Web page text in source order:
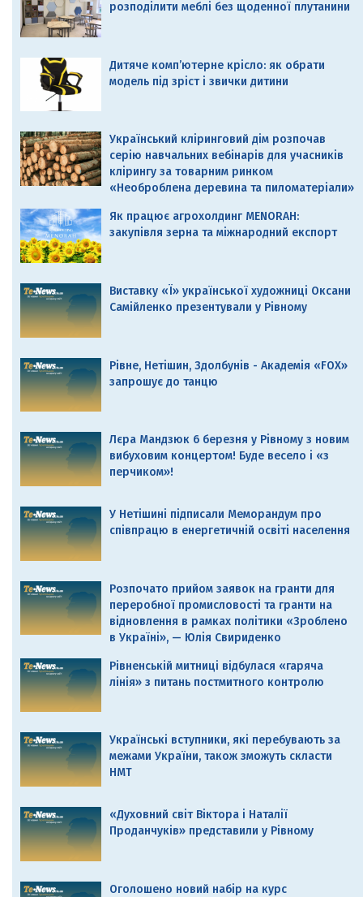
розподілити меблі без щоденної плутанини
Дитяче комп’ютерне крісло: як обрати
модель під зріст і звички дитини
Український кліринговий дім розпочав
серію навчальних вебінарів для учасників
клірингу за товарним ринком
«Необроблена деревина та пиломатеріали»
Як працює агрохолдинг MENORAH:
закупівля зерна та міжнародний експорт
Виставку «Ї» української художниці Оксани
Самійленко презентували у Рівному
Рівне, Нетішин, Здолбунів - Академія «FOX»
запрошує до танцю
Лєра Мандзюк 6 березня у Рівному з новим
вибуховим концертом! Буде весело і «з
перчиком»!
У Нетішині підписали Меморандум про
співпрацю в енергетичній освіті населення
Розпочато прийом заявок на гранти для
переробної промисловості та гранти на
відновлення в рамках політики «Зроблено
в Україні», — Юлія Свириденко
Рівненській митниці відбулася «гаряча
лінія» з питань постмитного контролю
Українські вступники, які перебувають за
межами України, також зможуть скласти
НМТ
«Духовний світ Віктора і Наталії
Проданчуків» представили у Рівному
Оголошено новий набір на курс